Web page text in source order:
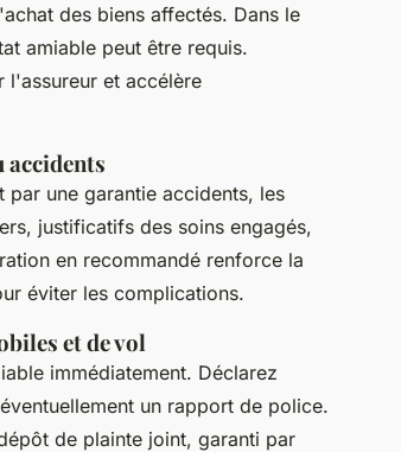
des biens affectés. Dans le
amiable peut être requis.
l'assureur et accélère
accidents
par une garantie accidents, les
justificatifs des soins engagés,
en recommandé renforce la
éviter les complications.
et de vol
immédiatement. Déclarez
un rapport de police.
de plainte joint, garanti par